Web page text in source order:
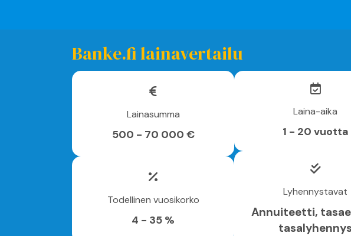
Banke.fi lainavertailu
Lainasumma
500 - 70 000 €
Todellinen vuosikorko
4 - 35 %
Laina-aika
1 - 20 vuotta
Lyhennystavat
Annuiteetti,
tasalyhennys